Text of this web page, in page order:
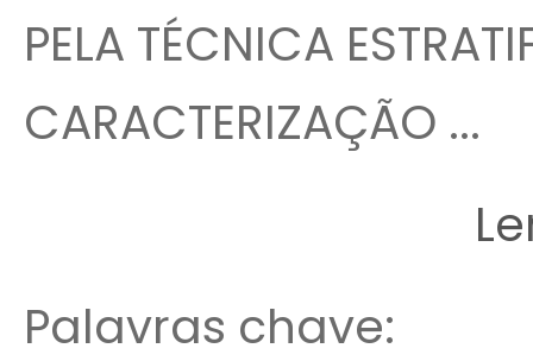
PELA TÉCNICA
CARACTERIZAÇÃO ...
Palavras chave: